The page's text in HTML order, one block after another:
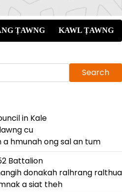
ṬAWNG KAWL ṬAWNG
Search
in Kale
cu
a hmunah ong sal an tum
Battalion
donakah ralhrang ralthua
a siat theh